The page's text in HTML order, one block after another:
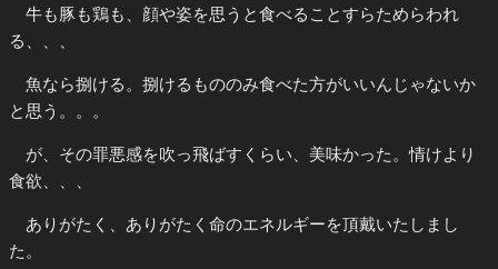
牛も豚も鶏も、顔や姿を思うと食べることすらためらわれ
る、、、
魚なら捌ける。捌けるもののみ食べた方がいいんじゃないか
と思う。。。
が、その罪悪感を吹っ飛ばすくらい、美味かった。情けより
食欲、、、
ありがたく、ありがたく命のエネルギーを頂戴いたしまし
た。